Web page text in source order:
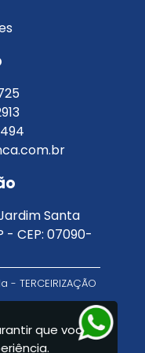
Santa
- CEP: 07090-
TERCEIRIZAÇÃO
que você